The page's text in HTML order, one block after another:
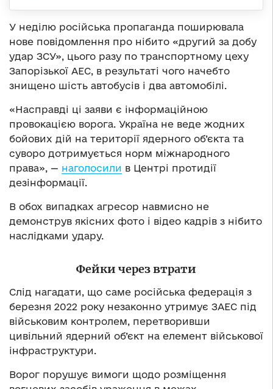
У неділю російська пропаганда поширювала
нове повідомлення про нібито «другий за добу
удар ЗСУ», цього разу по транспортному цеху
Запорізької АЕС, в результаті чого начебто
знищено шість автобусів і два автомобілі.
«Насправді ці заяви є інформаційною
провокацією ворога. Україна не веде жодних
бойових дій на території ядерного об’єкта та
суворо дотримується норм міжнародного
права», — наголосили в Центрі протидії
дезінформації.
В обох випадках агресор навмисно не
демонструв якісних фото і відео кадрів з нібито
наслідками удару.
Фейки через втрати
Слід нагадати, що саме російська федерація з
березня 2022 року незаконно утримує ЗАЕС під
військовим контролем, перетворивши
цивільний ядерний об’єкт на елемент військової
інфраструктури.
Ворог порушує вимоги щодо розміщення